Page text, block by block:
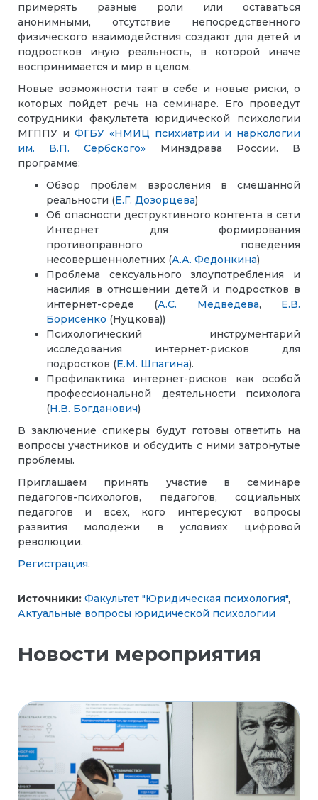
примерять разные роли или оставаться
анонимными, отсутствие непосредственного
физического взаимодействия создают для детей и
подростков иную реальность, в которой иначе
воспринимается и мир в целом.
Новые возможности таят в себе и новые риски, о
которых пойдет речь на семинаре. Его проведут
сотрудники факультета юридической психологии
МГППУ и ФГБУ «НМИЦ психиатрии и наркологии
им. В.П. Сербского» Минздрава России. В
программе:
Обзор проблем взросления в смешанной
реальности (Е.Г. Дозорцева)
Об опасности деструктивного контента в сети
Интернет для формирования
противоправного поведения
несовершеннолетних (А.А. Федонкина)
Проблема сексуального злоупотребления и
насилия в отношении детей и подростков в
интернет-среде (А.С. Медведева, Е.В.
Борисенко (Нуцкова))
Психологический инструментарий
исследования интернет-рисков для
подростков (Е.М. Шпагина).
Профилактика интернет-рисков как особой
профессиональной деятельности психолога
(Н.В. Богданович)
В заключение спикеры будут готовы ответить на
вопросы участников и обсудить с ними затронутые
проблемы.
Приглашаем принять участие в семинаре
педагогов-психологов, педагогов, социальных
педагогов и всех, кого интересуют вопросы
развития молодежи в условиях цифровой
революции.
Регистрация.
Источники: Факультет "Юридическая психология",
Актуальные вопросы юридической психологии
Новости мероприятия